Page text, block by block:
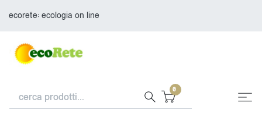
ecorete: ecologia on line
0